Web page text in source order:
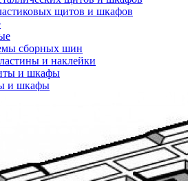
щитов и шкафов
сборных шин
и наклейки
и шкафы
и шкафы